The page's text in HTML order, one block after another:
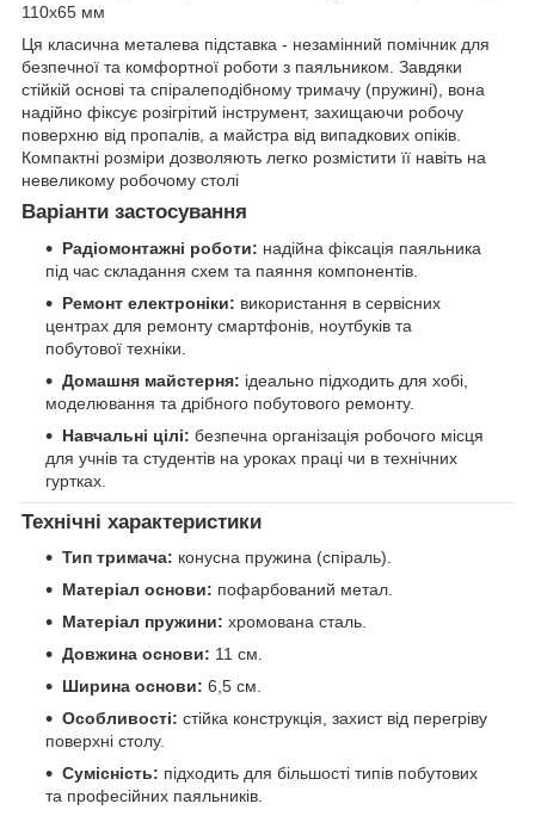
110х65 мм
Ця класична металева підставка - незамінний помічник для
безпечної та комфортної роботи з паяльником. Завдяки
стійкій основі та спіралеподібному тримачу (пружині), вона
надійно фіксує розігрітий інструмент, захищаючи робочу
поверхню від пропалів, а майстра від випадкових опіків.
Компактні розміри дозволяють легко розмістити її навіть на
невеликому робочому столі
Варіанти застосування
Радіомонтажні роботи: надійна фіксація паяльника
під час складання схем та паяння компонентів.
Ремонт електроніки: використання в сервісних
центрах для ремонту смартфонів, ноутбуків та
побутової техніки.
Домашня майстерня: ідеально підходить для хобі,
моделювання та дрібного побутового ремонту.
Навчальні цілі: безпечна організація робочого місця
для учнів та студентів на уроках праці чи в технічних
гуртках.
Технічні характеристики
Тип тримача: конусна пружина (спіраль).
Матеріал основи: пофарбований метал.
Матеріал пружини: хромована сталь.
Довжина основи: 11 см.
Ширина основи: 6,5 см.
Особливості: стійка конструкція, захист від перегріву
поверхні столу.
Сумісність: підходить для більшості типів побутових
та професійних паяльників.